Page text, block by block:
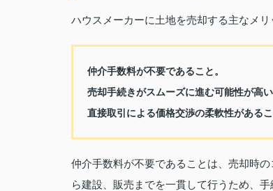
ハウスメーカーに土地を売却する主なメリ
仲介手数料が不要であること。
売却手続きがスムーズに進む可能性が高い
直接取引による価格交渉の柔軟性があるこ
仲介手数料が不要であることは、売却時
ら建設、販売までを一貫して行うため、